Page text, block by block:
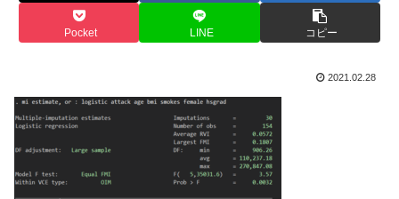
Pocket LINE コピー
2021.02.28